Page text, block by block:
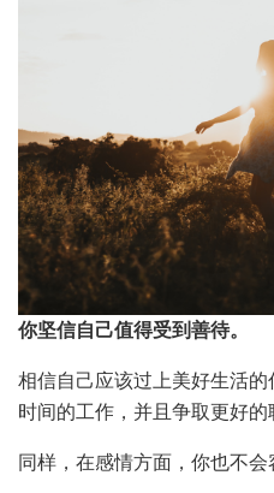
你坚信自己值得受到善待。
相信自己应该过上美好生活
时间的工作，并且争取更好的
同样，在感情方面，你也不会